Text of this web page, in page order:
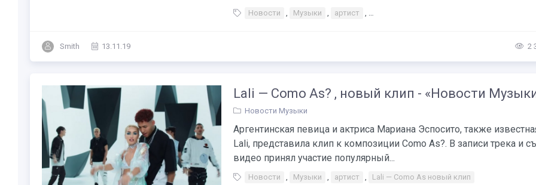
Новости Музыки артист Юрий Башмет «Классическая музыка
Smith 13.11.19 2
Lali — Como As? , новый клип - «Новости
Новости Музыки
Аргентинская певица и актриса Мариана Эспосито, также
Lali, представила клип к композиции Como As?. В записи трека и
видео принял участие популярный...
Новости Музыки артист Lali — Como As новый клип